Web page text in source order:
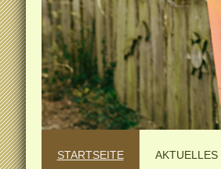
STARTSEITE AKTUELLES